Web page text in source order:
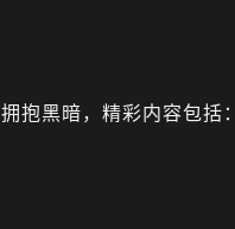
抱黑暗，精彩内容包括：